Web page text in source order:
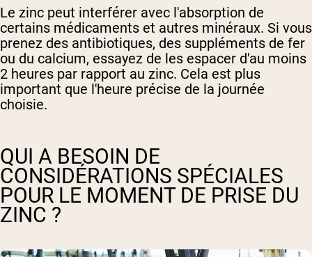
Le zinc peut interférer avec l'absorption de
certains médicaments et autres minéraux. Si vous
prenez des antibiotiques, des suppléments de fer
ou du calcium, essayez de les espacer d'au moins
2 heures par rapport au zinc. Cela est plus
important que l'heure précise de la journée
choisie.
QUI A BESOIN DE
CONSIDÉRATIONS SPÉCIALES
POUR LE MOMENT DE PRISE DU
ZINC ?